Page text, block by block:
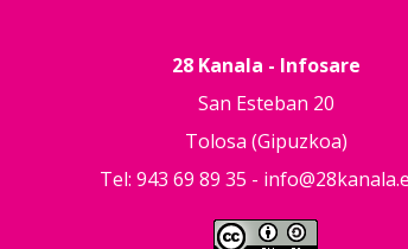
28 Kanala - Infosare
San Esteban 20
Tolosa (Gipuzkoa)
Tel: 943 69 89 35 -